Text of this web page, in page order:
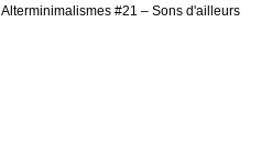
Alterminimalismes #21 – Sons d'ailleurs